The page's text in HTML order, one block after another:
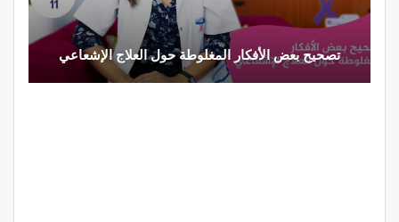
تصحيح بعض الأفكار المغلوطة حول العلاج الإشعاعي